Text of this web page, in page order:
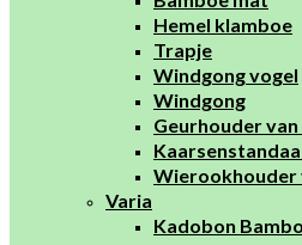
Hemel klamboe
Trapje
Windgong vogel
Windgong
Geurhouder
Wierookhouder
Varia
Kadobon